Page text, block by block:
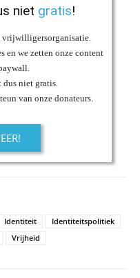
niet gratis!
en we zetten onze content
niet gratis.
van onze donateurs.
Identiteit
Identiteitspolitiek
Vrijheid